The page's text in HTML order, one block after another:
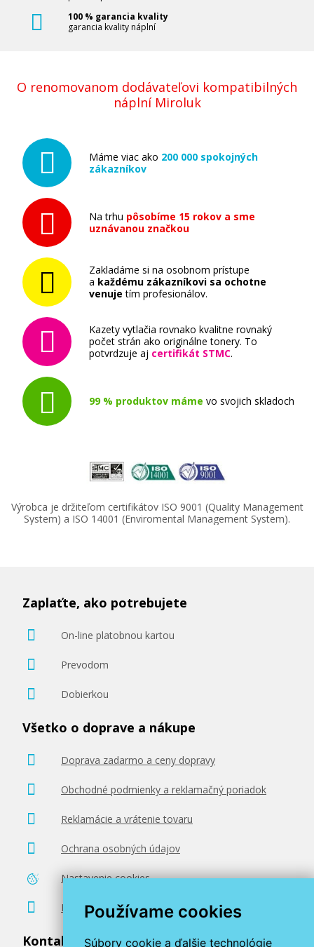
Používame cookies
Súbory cookie a ďalšie technológie
100 % garancia kvality
garancia kvality náplní
O renomovanom dodávateľovi kompatibilných
náplní Miroluk
Máme viac ako 200 000 spokojných
zákazníkov
Na trhu pôsobíme 15 rokov a sme
uznávanou značkou
Zakladáme si na osobnom prístupe
a každému zákazníkovi sa ochotne
venuje tím profesionálov.
Kazety vytlačia rovnako kvalitne rovnaký
počet strán ako originálne tonery. To
potvrdzuje aj certifikát STMC.
99 % produktov máme vo svojich skladoch
Výrobca je držiteľom certifikátov ISO 9001 (Quality Management
System) a ISO 14001 (Enviromental Management System).
Zaplaťte, ako potrebujete
On-line platobnou kartou
Prevodom
Dobierkou
Všetko o doprave a nákupe
Doprava zadarmo a ceny dopravy
Obchodné podmienky a reklamačný poriadok
Reklamácie a vrátenie tovaru
Ochrana osobných údajov
Nastavenie cookies
Poradenstvo zadarmo
Kontaktujte nás